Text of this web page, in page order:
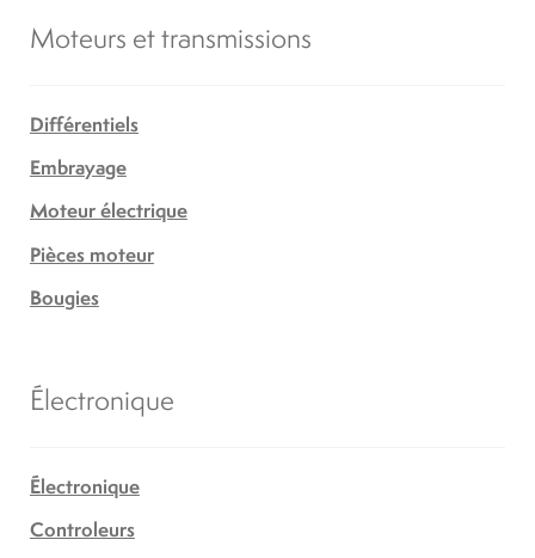
Moteurs et transmissions
Différentiels
Embrayage
Moteur électrique
Pièces moteur
Bougies
Électronique
Électronique
Controleurs